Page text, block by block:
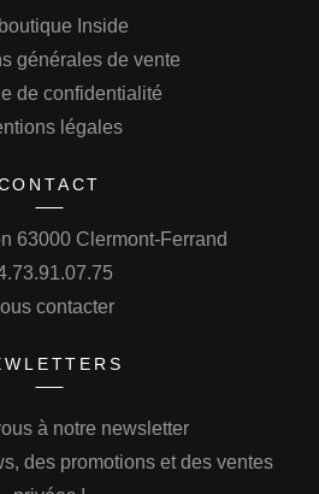
Inside
générales de vente
de confidentialité
légales
63000 Clermont-Ferrand
contacter
à notre newsletter
des promotions et des ventes